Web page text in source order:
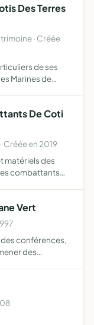
Des Terres
· Créée
de ses
Marines de
De Coti
Créée en 2019
matériels des
combattants
Vert
conférences,
des